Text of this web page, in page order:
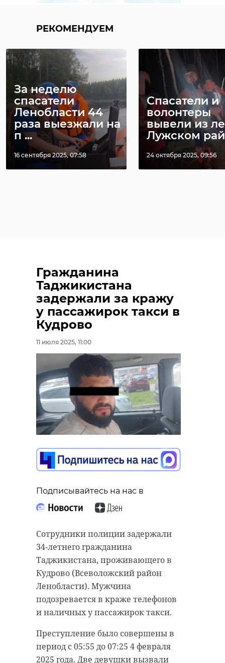
РЕКОМЕНДУЕМ
За неделю
спасатели
Ленобласти 44
раза выезжали на
п ...
16 сентября 2025, 07:58
Спасатели и
волонтеры
вывели из
Лужском
24 октября 2025, 09:56
Гражданина
Таджикистана
задержали за кражу
у пассажирок такси в
Кудрово
11 июля 2025, 11:00
Подписывайтесь на нас в
Сотрудники полиции задержали
34-летнего гражданина
Таджикистана, проживающего в
Кудрово (Всеволожский район
Ленобласти). Мужчина
подозревается в краже телефонов
и наличных у пассажирок такси.
Преступление было совершены в
период с 05:55 до 07:25 4 февраля
2025 года. Две девушки вызвали
На территории
Ленобласти
сняли режим
воздушной
опасности
11 июля 2025, 10:40
В Кировском
районе
попытку
17 июля 2025, 06:26